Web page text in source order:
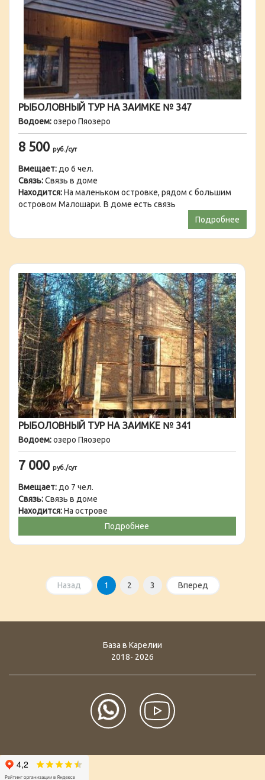
РЫБОЛОВНЫЙ ТУР НА ЗАИМКЕ № 347
Водоем:озеро Пяозеро
8 500 руб./сут
Вмещает: до 6 чел.
Связь:Связь в доме
Находится:На маленьком островке, рядом с большим
островом Малошари. В доме есть связь
Подробнее
РЫБОЛОВНЫЙ ТУР НА ЗАИМКЕ № 341
Водоем:озеро Пяозеро
7 000 руб./сут
Вмещает: до 7 чел.
Связь:Связь в доме
Находится:На острове
Подробнее
Назад 1 2 3 Вперед
База в Карелии
2018- 2026